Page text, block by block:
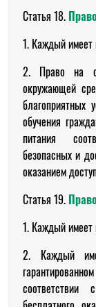
Статья 18.
1. Каждый имеет
2. Право на
окружающей
благоприятных
обучения
питания
безопасных и
оказанием
Статья 19.
1. Каждый
2. Каждый
соответствии